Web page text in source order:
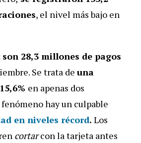
, el nivel más bajo en
son 28,3 millones de pagos
Se trata de una
en apenas dos
hay un culpable
en niveles récord. Los
cortarcon la tarjeta antes